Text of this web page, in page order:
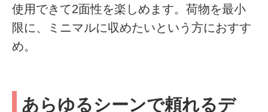
使用できて2面性を楽しめます。荷物を最小
限に、ミニマルに収めたいという方におすす
め。
あらゆるシーンで頼れるデ